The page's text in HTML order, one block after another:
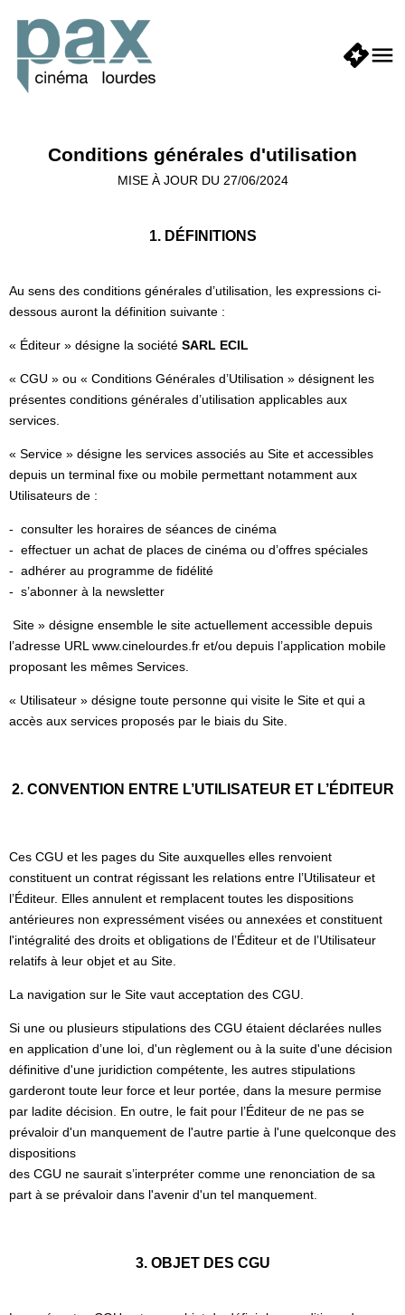
Conditions générales d'utilisation
MISE À JOUR DU 27/06/2024
1. DÉFINITIONS
Au sens des conditions générales d’utilisation, les expressions ci-
dessous auront la définition suivante :
« Éditeur » désigne la société SARL ECIL
« CGU » ou « Conditions Générales d’Utilisation » désignent les
présentes conditions générales d’utilisation applicables aux
services.
« Service » désigne les services associés au Site et accessibles
depuis un terminal fixe ou mobile permettant notamment aux
Utilisateurs de :
- consulter les horaires de séances de cinéma
- effectuer un achat de places de cinéma ou d’offres spéciales
- adhérer au programme de fidélité
- s’abonner à la newsletter
Site » désigne ensemble le site actuellement accessible depuis
l’adresse URL www.cinelourdes.fr et/ou depuis l’application mobile
proposant les mêmes Services.
« Utilisateur » désigne toute personne qui visite le Site et qui a
accès aux services proposés par le biais du Site.
2. CONVENTION ENTRE L’UTILISATEUR ET L’ÉDITEUR
Ces CGU et les pages du Site auxquelles elles renvoient
constituent un contrat régissant les relations entre l’Utilisateur et
l’Éditeur. Elles annulent et remplacent toutes les dispositions
antérieures non expressément visées ou annexées et constituent
l'intégralité des droits et obligations de l’Éditeur et de l’Utilisateur
relatifs à leur objet et au Site.
La navigation sur le Site vaut acceptation des CGU.
Si une ou plusieurs stipulations des CGU étaient déclarées nulles
en application d’une loi, d'un règlement ou à la suite d'une décision
définitive d'une juridiction compétente, les autres stipulations
garderont toute leur force et leur portée, dans la mesure permise
par ladite décision. En outre, le fait pour l’Éditeur de ne pas se
prévaloir d'un manquement de l'autre partie à l'une quelconque des
dispositions
des CGU ne saurait s’interpréter comme une renonciation de sa
part à se prévaloir dans l'avenir d'un tel manquement.
3. OBJET DES CGU